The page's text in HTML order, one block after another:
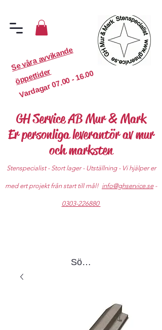
S
e
v
år
a
a
v
vi
k
a
n
d
e
ö
p
p
etti
d
er
Vardagar
07.00 - 16.00
GH Service AB Mur & Mark
Er personliga leverantör av mur
och marksten
Stenspecialist - Stort lager - Utställning - Vi hjälper er
med ert projekt från start till mål! info@ghservice.se-
0303-226880
Sök produkter